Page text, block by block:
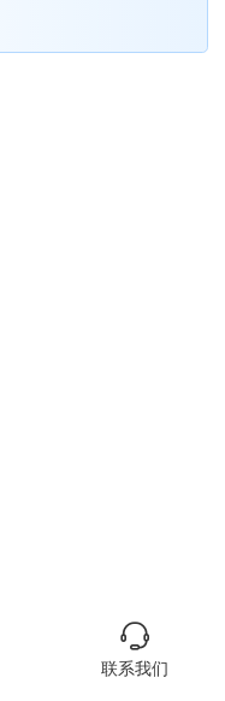
联系我们